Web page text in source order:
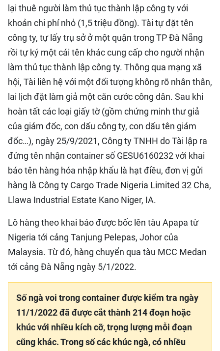
lại thuê người làm thủ tục thành lập công ty với
khoản chi phí nhỏ (1,5 triệu đồng). Tài tự đặt tên
công ty, tự lấy trụ sở ở một quận trong TP Đà Nẵng
rồi tự ký một cái tên khác cung cấp cho người nhận
làm thủ tục thành lập công ty. Thông qua mạng xã
hội, Tài liên hệ với một đối tượng không rõ nhân thân,
lai lịch đặt làm giả một căn cước công dân. Sau khi
hoàn tất các loại giấy tờ (gồm chứng minh thư giả
của giám đốc, con dấu công ty, con dấu tên giám
đốc…), ngày 25/9/2021, Công ty TNHH do Tài lập ra
đứng tên nhận container số GESU6160232 với khai
báo tên hàng hóa nhập khẩu là hạt điều, đơn vị gửi
hàng là Công ty Cargo Trade Nigeria Limited 32 Cha,
Llawa Industrial Estate Kano Niger, IA.
Lô hàng theo khai báo được bốc lên tàu Apapa từ
Nigeria tới cảng Tanjung Pelepas, Johor của
Malaysia. Từ đó, hàng chuyển qua tàu MCC Medan
tới cảng Đà Nẵng ngày 5/1/2022.
Số ngà voi trong container được kiểm tra ngày
11/1/2022 đã được cắt thành 214 đoạn hoặc
khúc với nhiều kích cỡ, trọng lượng mỗi đoạn
cũng khác. Trong số các khúc ngà, có nhiều